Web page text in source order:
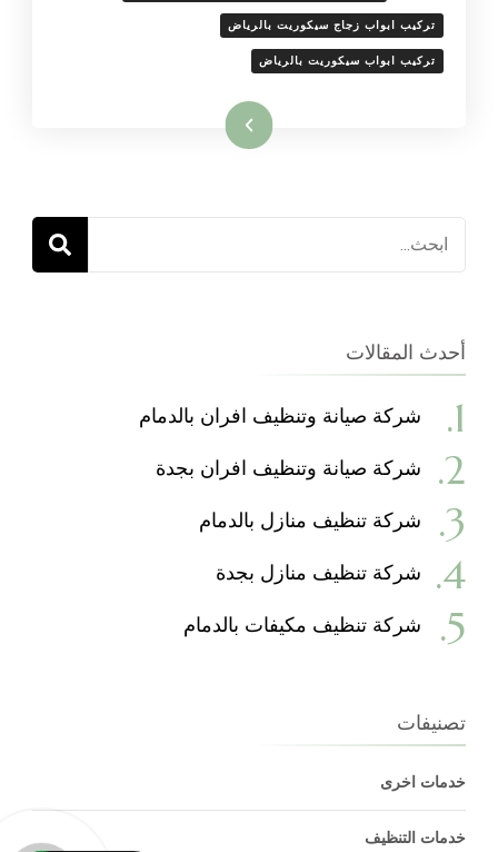
تركيب ابواب زجاج سيكوريت بالرياض
تركيب ابواب سيكوريت بالرياض
اقرأ المزيد
البحث
عن:
أحدث المقالات
شركة صيانة وتنظيف افران بالدمام
شركة صيانة وتنظيف افران بجدة
شركة تنظيف منازل بالدمام
شركة تنظيف منازل بجدة
شركة تنظيف مكيفات بالدمام
تصنيفات
خدمات اخرى
خدمات التنظيف